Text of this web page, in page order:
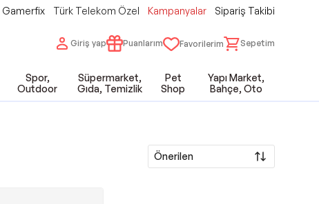
Gamerfix Türk Telekom Özel Kampanyalar Sipariş Takibi
Giriş yap Puanlarım Favorilerim Sepetim
Spor,
Outdoor
Süpermarket,
Gıda, Temizlik
Pet
Shop
Yapı Market,
Bahçe, Oto
Önerilen